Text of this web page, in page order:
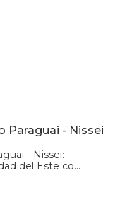
Paraguai - Nissei
- Nissei:
del Este co...